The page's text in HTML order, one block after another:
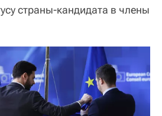
страны-кандидата в члены